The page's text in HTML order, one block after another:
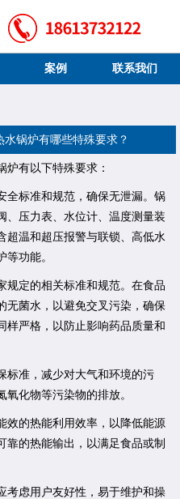
案例 联系我们
锅炉有哪些特殊要求？
炉有以下特殊要求：
全标准和规范，确保无泄漏。锅
、压力表、水位计、温度测量装
超温和超压报警与联锁、高低水
功能。
规定的相关标准和规范。在食品
无菌水，以避免交叉污染，确保
样严格，以防止影响药品质量和
标准，减少对大气和环境的污
化物等污染物的排放。
效的热能利用效率，以降低能源
靠的热能输出，以满足食品或制
考虑用户友好性，易于维护和操